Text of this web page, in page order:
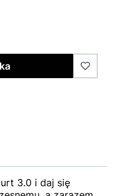
3.0 i daj się